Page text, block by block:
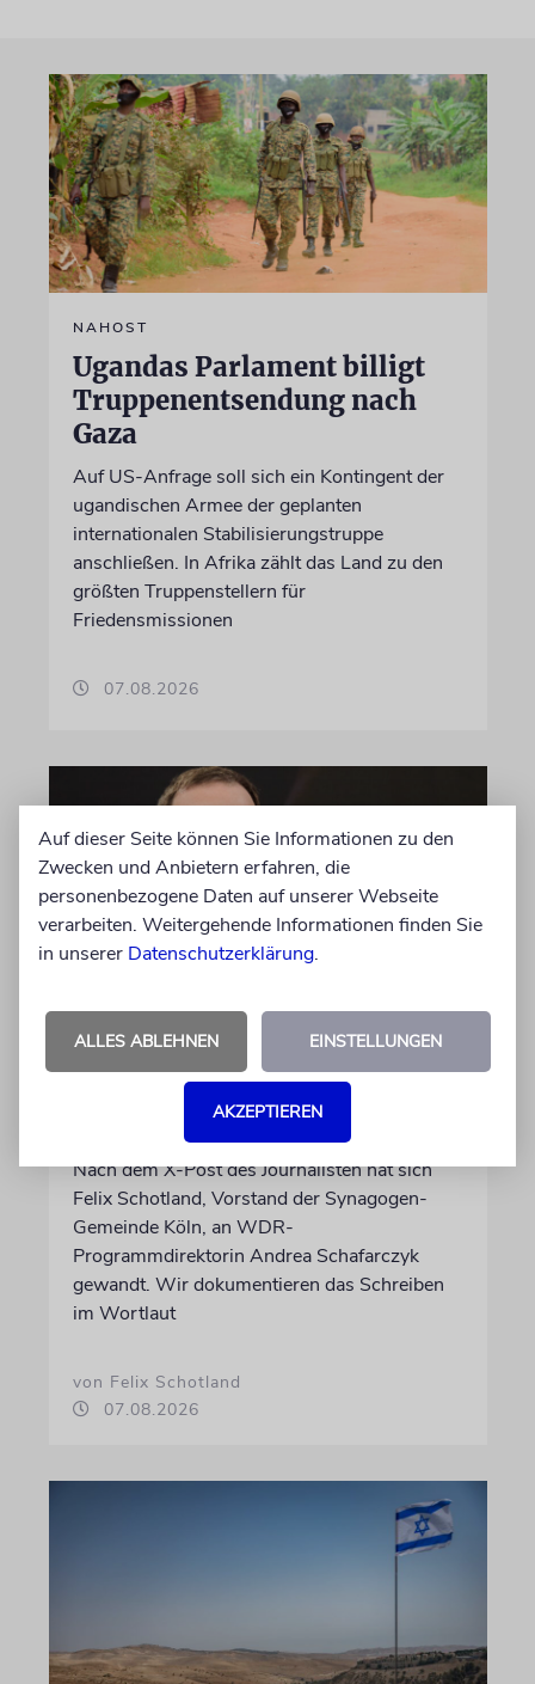
NAHOST
Ugandas Parlament billigt
Truppenentsendung nach
Gaza
Auf US-Anfrage soll sich ein Kontingent der
ugandischen Armee der geplanten
internationalen Stabilisierungstruppe
anschließen. In Afrika zählt das Land zu den
größten Truppenstellern für
Friedensmissionen
07.08.2026
Wie Georg Restle die
Glaubwürdigkeit des ÖRR
untergräbt
Nach dem X-Post des Journalisten hat sich
Felix Schotland, Vorstand der Synagogen-
Gemeinde Köln, an WDR-
Programmdirektorin Andrea Schafarczyk
gewandt. Wir dokumentieren das Schreiben
im Wortlaut
von Felix Schotland
07.08.2026
Auf dieser Seite können Sie Informationen zu den
Zwecken und Anbietern erfahren, die
personenbezogene Daten auf unserer Webseite
verarbeiten. Weitergehende Informationen finden Sie
in unserer Datenschutzerklärung.
ALLES ABLEHNEN EINSTELLUNGEN
AKZEPTIEREN